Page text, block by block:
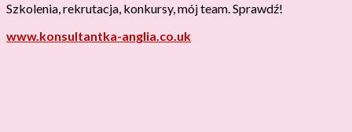
Szkolenia, rekrutacja, konkursy, mój team. Sprawdź!
www.konsultantka-anglia.co.uk